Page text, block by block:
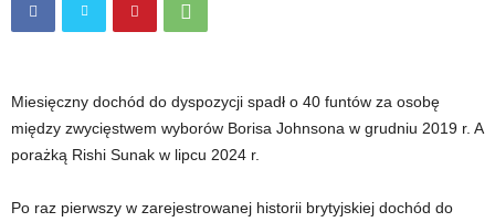
Miesięczny dochód do dyspozycji spadł o 40 funtów za osobę
między zwycięstwem wyborów Borisa Johnsona w grudniu 2019 r. A
porażką Rishi Sunak w lipcu 2024 r.
Po raz pierwszy w zarejestrowanej historii brytyjskiej dochód do